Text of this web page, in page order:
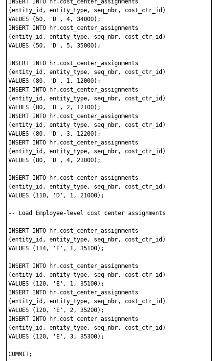
INSERT INTO hr.cost_center_assignments
(entity_id, entity_type, seq_nbr, cost_ctr_id)
VALUES (50, 'D', 4, 34000);
INSERT INTO hr.cost_center_assignments
(entity_id, entity_type, seq_nbr, cost_ctr_id)
VALUES (50, 'D', 5, 35000);
INSERT INTO hr.cost_center_assignments
(entity_id, entity_type, seq_nbr, cost_ctr_id)
VALUES (80, 'D', 1, 12000);
INSERT INTO hr.cost_center_assignments
(entity_id, entity_type, seq_nbr, cost_ctr_id)
VALUES (80, 'D', 2, 12100);
INSERT INTO hr.cost_center_assignments
(entity_id, entity_type, seq_nbr, cost_ctr_id)
VALUES (80, 'D', 3, 12200);
INSERT INTO hr.cost_center_assignments
(entity_id, entity_type, seq_nbr, cost_ctr_id)
VALUES (80, 'D', 4, 21000);
INSERT INTO hr.cost_center_assignments
(entity_id, entity_type, seq_nbr, cost_ctr_id)
VALUES (110, 'D', 1, 21000);
-- Load Employee-level cost center assignments
INSERT INTO hr.cost_center_assignments
(entity_id, entity_type, seq_nbr, cost_ctr_id)
VALUES (114, 'E', 1, 35100);
INSERT INTO hr.cost_center_assignments
(entity_id, entity_type, seq_nbr, cost_ctr_id)
VALUES (120, 'E', 1, 35100);
INSERT INTO hr.cost_center_assignments
(entity_id, entity_type, seq_nbr, cost_ctr_id)
VALUES (120, 'E', 2, 35200);
INSERT INTO hr.cost_center_assignments
(entity_id, entity_type, seq_nbr, cost_ctr_id)
VALUES (120, 'E', 3, 35300);
COMMIT;